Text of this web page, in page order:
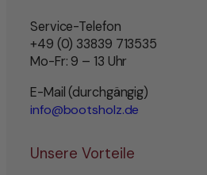
Service-Telefon
+49 (0) 33839 713535
Mo-Fr: 9 – 13 Uhr
E-Mail (durchgängig)
info@bootsholz.de
Unsere Vorteile